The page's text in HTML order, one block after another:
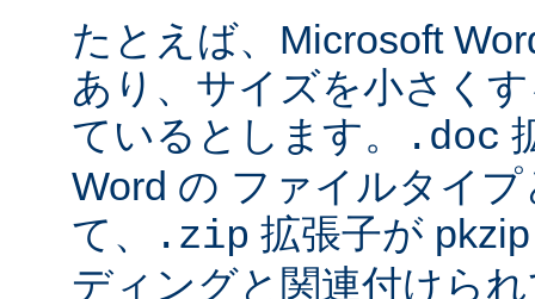
たとえば、Microsoft
あり、サイズを小さく
ているとします。
.doc
Word の ファイルタイ
て、
.zip 拡張子が
ディングと関連付けら